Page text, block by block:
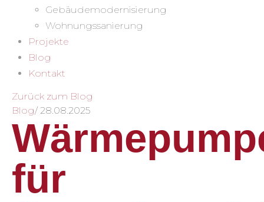
Gebäudemodernisierung
Wohnungssanierung
Projekte
Blog
Kontakt
Zurück zum Blog
Blog/ 28.08.2025
für